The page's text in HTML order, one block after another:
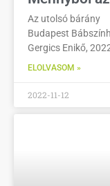
Az utolsó bárány
Budapest
Gergics Enikő,
ELOLVASOM »
2022-11-12